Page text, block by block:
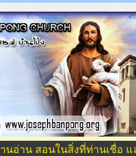
นอ่าน สอนในสิ่งที่ท่านเชื่อ